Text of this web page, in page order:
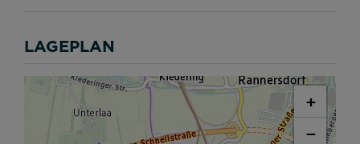
LAGEPLAN
+
−